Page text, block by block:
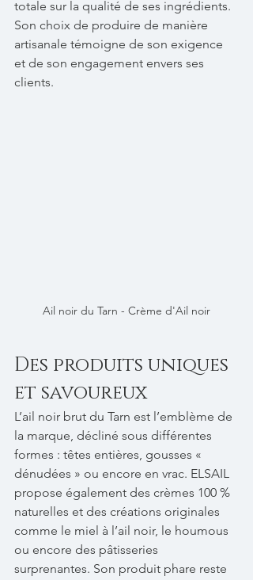
totale sur la qualité de ses ingrédients.
Son choix de produire de manière
artisanale témoigne de son exigence
et de son engagement envers ses
clients.
Ail noir du Tarn - Crème d'Ail noir
Des produits uniques
et savoureux
L’ail noir brut du Tarn est l’emblème de
la marque, décliné sous différentes
formes : têtes entières, gousses «
dénudées » ou encore en vrac. ELSAIL
propose également des crèmes 100 %
naturelles et des créations originales
comme le miel à l’ail noir, le houmous
ou encore des pâtisseries
surprenantes. Son produit phare reste